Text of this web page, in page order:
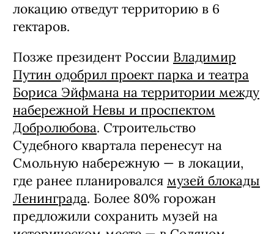
локацию отведут территорию в 6
гектаров.
Позже президент России Владимир
Путин одобрил проект парка и театра
Бориса Эйфмана на территории между
набережной Невы и проспектом
Добролюбова. Строительство
Судебного квартала перенесут на
Смольную набережную — в локации,
где ранее планировался музей блокады
Ленинграда. Более 80% горожан
предложили сохранить музей на